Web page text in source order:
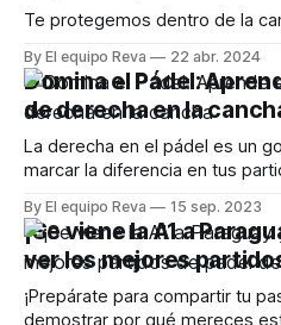
Te protegemos dentro de la
By El equipo Reva 22 abr. 2024
Domina el Pádel:
de derecha en la
La derecha en el pádel es un
marcar la diferencia en tus
By El equipo Reva 15 sep. 2023
¡Se viene la A1 a
ver los mejores
¡Prepárate para compartir tu
demostrar por qué mereces